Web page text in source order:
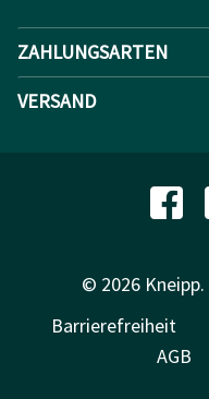
ZAHLUNGSARTEN
VERSAND
© 2026
Barrierefreiheit
AGB